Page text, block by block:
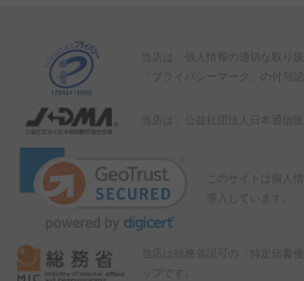
当店は、個人情報の適切な取り
「プライバシーマーク」の付与
当店は、公益社団法人日本通信
このサイトは個人
導入しています。
当店は総務省認可の「特定信書